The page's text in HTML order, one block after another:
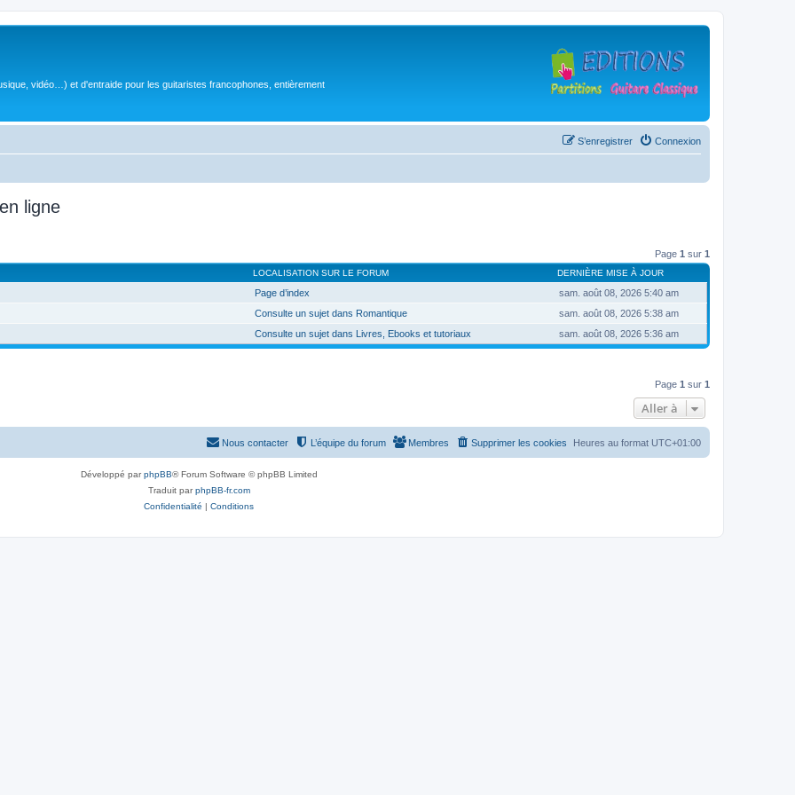
vidéo…) et d'entraide pour les guitaristes francophones, entièrement
Connexion
S’enregistrer
ligne
Page 1 sur 1
LOCALISATION SUR LE FORUM DERNIÈRE MISE À JOUR
Page d’index
sam. août 08, 2026 5:40 am
Consulte un sujet dans Romantique
sam. août 08, 2026 5:38 am
Consulte un sujet dans Livres, Ebooks et tutoriaux sam. août 08, 2026 5:36 am
Page 1 sur 1
Aller à
Heures au format UTC+01:00
Supprimer les cookies
Membres
L’équipe du forum
Nous contacter
Développé parphpBB® Forum Software © phpBB Limited
Traduit parphpBB-fr.com
Confidentialité | Conditions